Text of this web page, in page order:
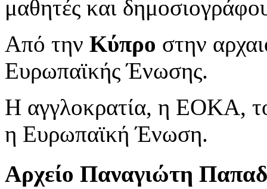
μαθητές και
Από την Κύπρο στην
Ευρωπαϊκής Ένωσης.
Η αγγλοκρατία, η ΕΟΚΑ,
η Ευρωπαϊκή Ένωση.
Αρχείο Παναγιώτη